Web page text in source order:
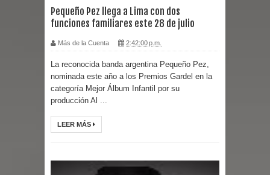
Pequeño Pez llega a Lima con dos
funciones familiares este 28 de julio
Más de la Cuenta 2:42:00 p.m.
La reconocida banda argentina Pequeño Pez,
nominada este año a los Premios Gardel en la
categoría Mejor Álbum Infantil por su
producción Al ...
LEER MÁS